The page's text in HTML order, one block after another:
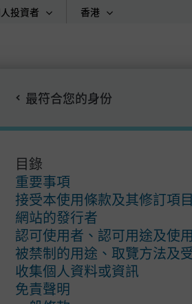
最符合您的身份
目錄
重要事項
接受本使用條款及其修訂項目
網站的發行者
認可使用者、認可用途及使用
被禁制的用途、取覽方法及
收集個人資料或資訊
免責聲明
投資者 香港